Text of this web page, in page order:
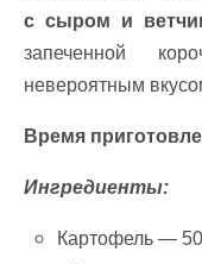
с сыром и
запеченной
невероятным
Время
Ингредиенты:
Картoфель —